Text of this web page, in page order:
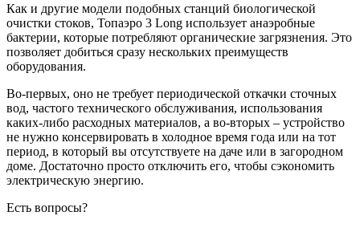
Как и другие модели подобных станций биологической
очистки стоков, Топаэро 3 Long использует анаэробные
бактерии, которые потребляют органические загрязнения. Это
позволяет добиться сразу нескольких преимуществ
оборудования.
Во-первых, оно не требует периодической откачки сточных
вод, частого технического обслуживания, использования
каких-либо расходных материалов, а во-вторых – устройство
не нужно консервировать в холодное время года или на тот
период, в который вы отсутствуете на даче или в загородном
доме. Достаточно просто отключить его, чтобы сэкономить
электрическую энергию.
Есть вопросы?